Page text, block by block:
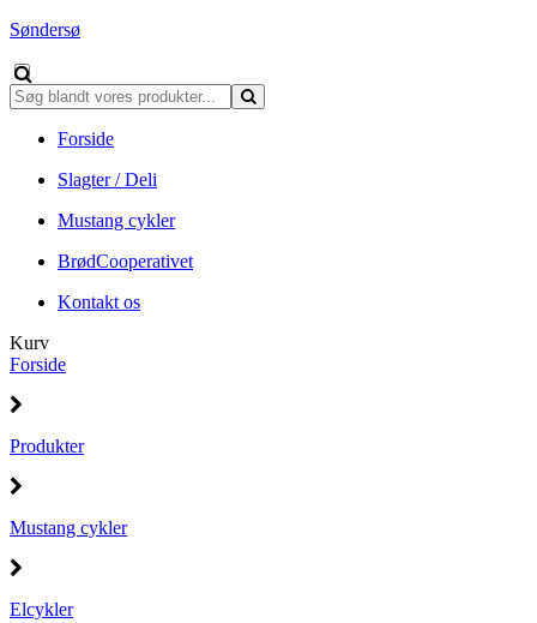
Søndersø
Forside
Slagter / Deli
Mustang cykler
BrødCooperativet
Kontakt os
Kurv
Forside
Produkter
Mustang cykler
Elcykler